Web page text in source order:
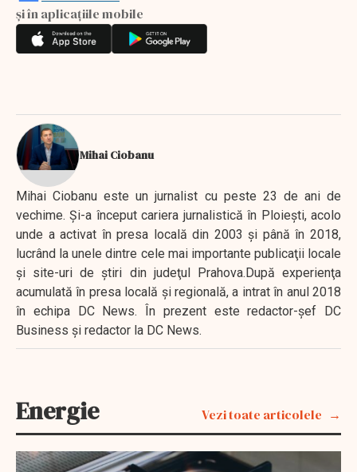
și în aplicațiile mobile
Mihai Ciobanu
Mihai Ciobanu este un jurnalist cu peste 23 de ani de
vechime. Şi-a început cariera jurnalistică în Ploieşti, acolo
unde a activat în presa locală din 2003 şi până în 2018,
lucrând la unele dintre cele mai importante publicaţii locale
şi site-uri de ştiri din judeţul Prahova.După experienţa
acumulată în presa locală şi regională, a intrat în anul 2018
în echipa DC News. În prezent este redactor-şef DC
Business şi redactor la DC News.
Energie Vezi toate articolele